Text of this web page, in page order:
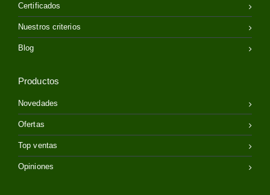
Certificados
Nuestros criterios
Blog
Productos
Novedades
Ofertas
Top ventas
Opiniones